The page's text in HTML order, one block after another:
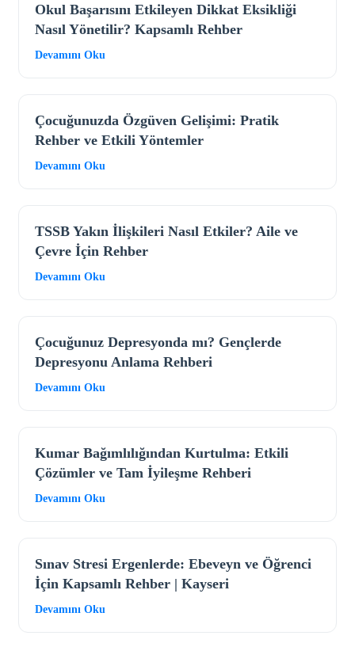
Okul Başarısını Etkileyen Dikkat Eksikliği
Nasıl Yönetilir? Kapsamlı Rehber
Devamını Oku
Çocuğunuzda Özgüven Gelişimi: Pratik
Rehber ve Etkili Yöntemler
Devamını Oku
TSSB Yakın İlişkileri Nasıl Etkiler? Aile ve
Çevre İçin Rehber
Devamını Oku
Çocuğunuz Depresyonda mı? Gençlerde
Depresyonu Anlama Rehberi
Devamını Oku
Kumar Bağımlılığından Kurtulma: Etkili
Çözümler ve Tam İyileşme Rehberi
Devamını Oku
Sınav Stresi Ergenlerde: Ebeveyn ve Öğrenci
İçin Kapsamlı Rehber | Kayseri
Devamını Oku